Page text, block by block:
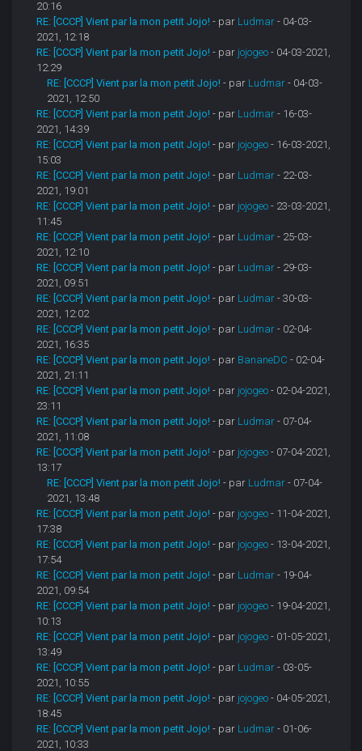
20:16
RE: [CCCP] Vient par la mon petit Jojo! - par Ludmar - 04-03-
2021, 12:18
RE: [CCCP] Vient par la mon petit Jojo! - par jojogeo - 04-03-2021,
12:29
RE: [CCCP] Vient par la mon petit Jojo! - par Ludmar - 04-03-
2021, 12:50
RE: [CCCP] Vient par la mon petit Jojo! - par Ludmar - 16-03-
2021, 14:39
RE: [CCCP] Vient par la mon petit Jojo! - par jojogeo - 16-03-2021,
15:03
RE: [CCCP] Vient par la mon petit Jojo! - par Ludmar - 22-03-
2021, 19:01
RE: [CCCP] Vient par la mon petit Jojo! - par jojogeo - 23-03-2021,
11:45
RE: [CCCP] Vient par la mon petit Jojo! - par Ludmar - 25-03-
2021, 12:10
RE: [CCCP] Vient par la mon petit Jojo! - par Ludmar - 29-03-
2021, 09:51
RE: [CCCP] Vient par la mon petit Jojo! - par Ludmar - 30-03-
2021, 12:02
RE: [CCCP] Vient par la mon petit Jojo! - par Ludmar - 02-04-
2021, 16:35
RE: [CCCP] Vient par la mon petit Jojo! - par BananeDC - 02-04-
2021, 21:11
RE: [CCCP] Vient par la mon petit Jojo! - par jojogeo - 02-04-2021,
23:11
RE: [CCCP] Vient par la mon petit Jojo! - par Ludmar - 07-04-
2021, 11:08
RE: [CCCP] Vient par la mon petit Jojo! - par jojogeo - 07-04-2021,
13:17
RE: [CCCP] Vient par la mon petit Jojo! - par Ludmar - 07-04-
2021, 13:48
RE: [CCCP] Vient par la mon petit Jojo! - par jojogeo - 11-04-2021,
17:38
RE: [CCCP] Vient par la mon petit Jojo! - par jojogeo - 13-04-2021,
17:54
RE: [CCCP] Vient par la mon petit Jojo! - par Ludmar - 19-04-
2021, 09:54
RE: [CCCP] Vient par la mon petit Jojo! - par jojogeo - 19-04-2021,
10:13
RE: [CCCP] Vient par la mon petit Jojo! - par jojogeo - 01-05-2021,
13:49
RE: [CCCP] Vient par la mon petit Jojo! - par Ludmar - 03-05-
2021, 10:55
RE: [CCCP] Vient par la mon petit Jojo! - par jojogeo - 04-05-2021,
18:45
RE: [CCCP] Vient par la mon petit Jojo! - par Ludmar - 01-06-
2021, 10:33